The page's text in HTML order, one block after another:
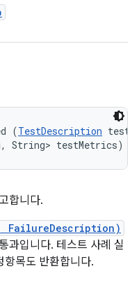
(TestDescription
String> testMetrics)
합니다.
FailureDescription)
과입니다. 테스트 사례 실
목도 반환합니다.